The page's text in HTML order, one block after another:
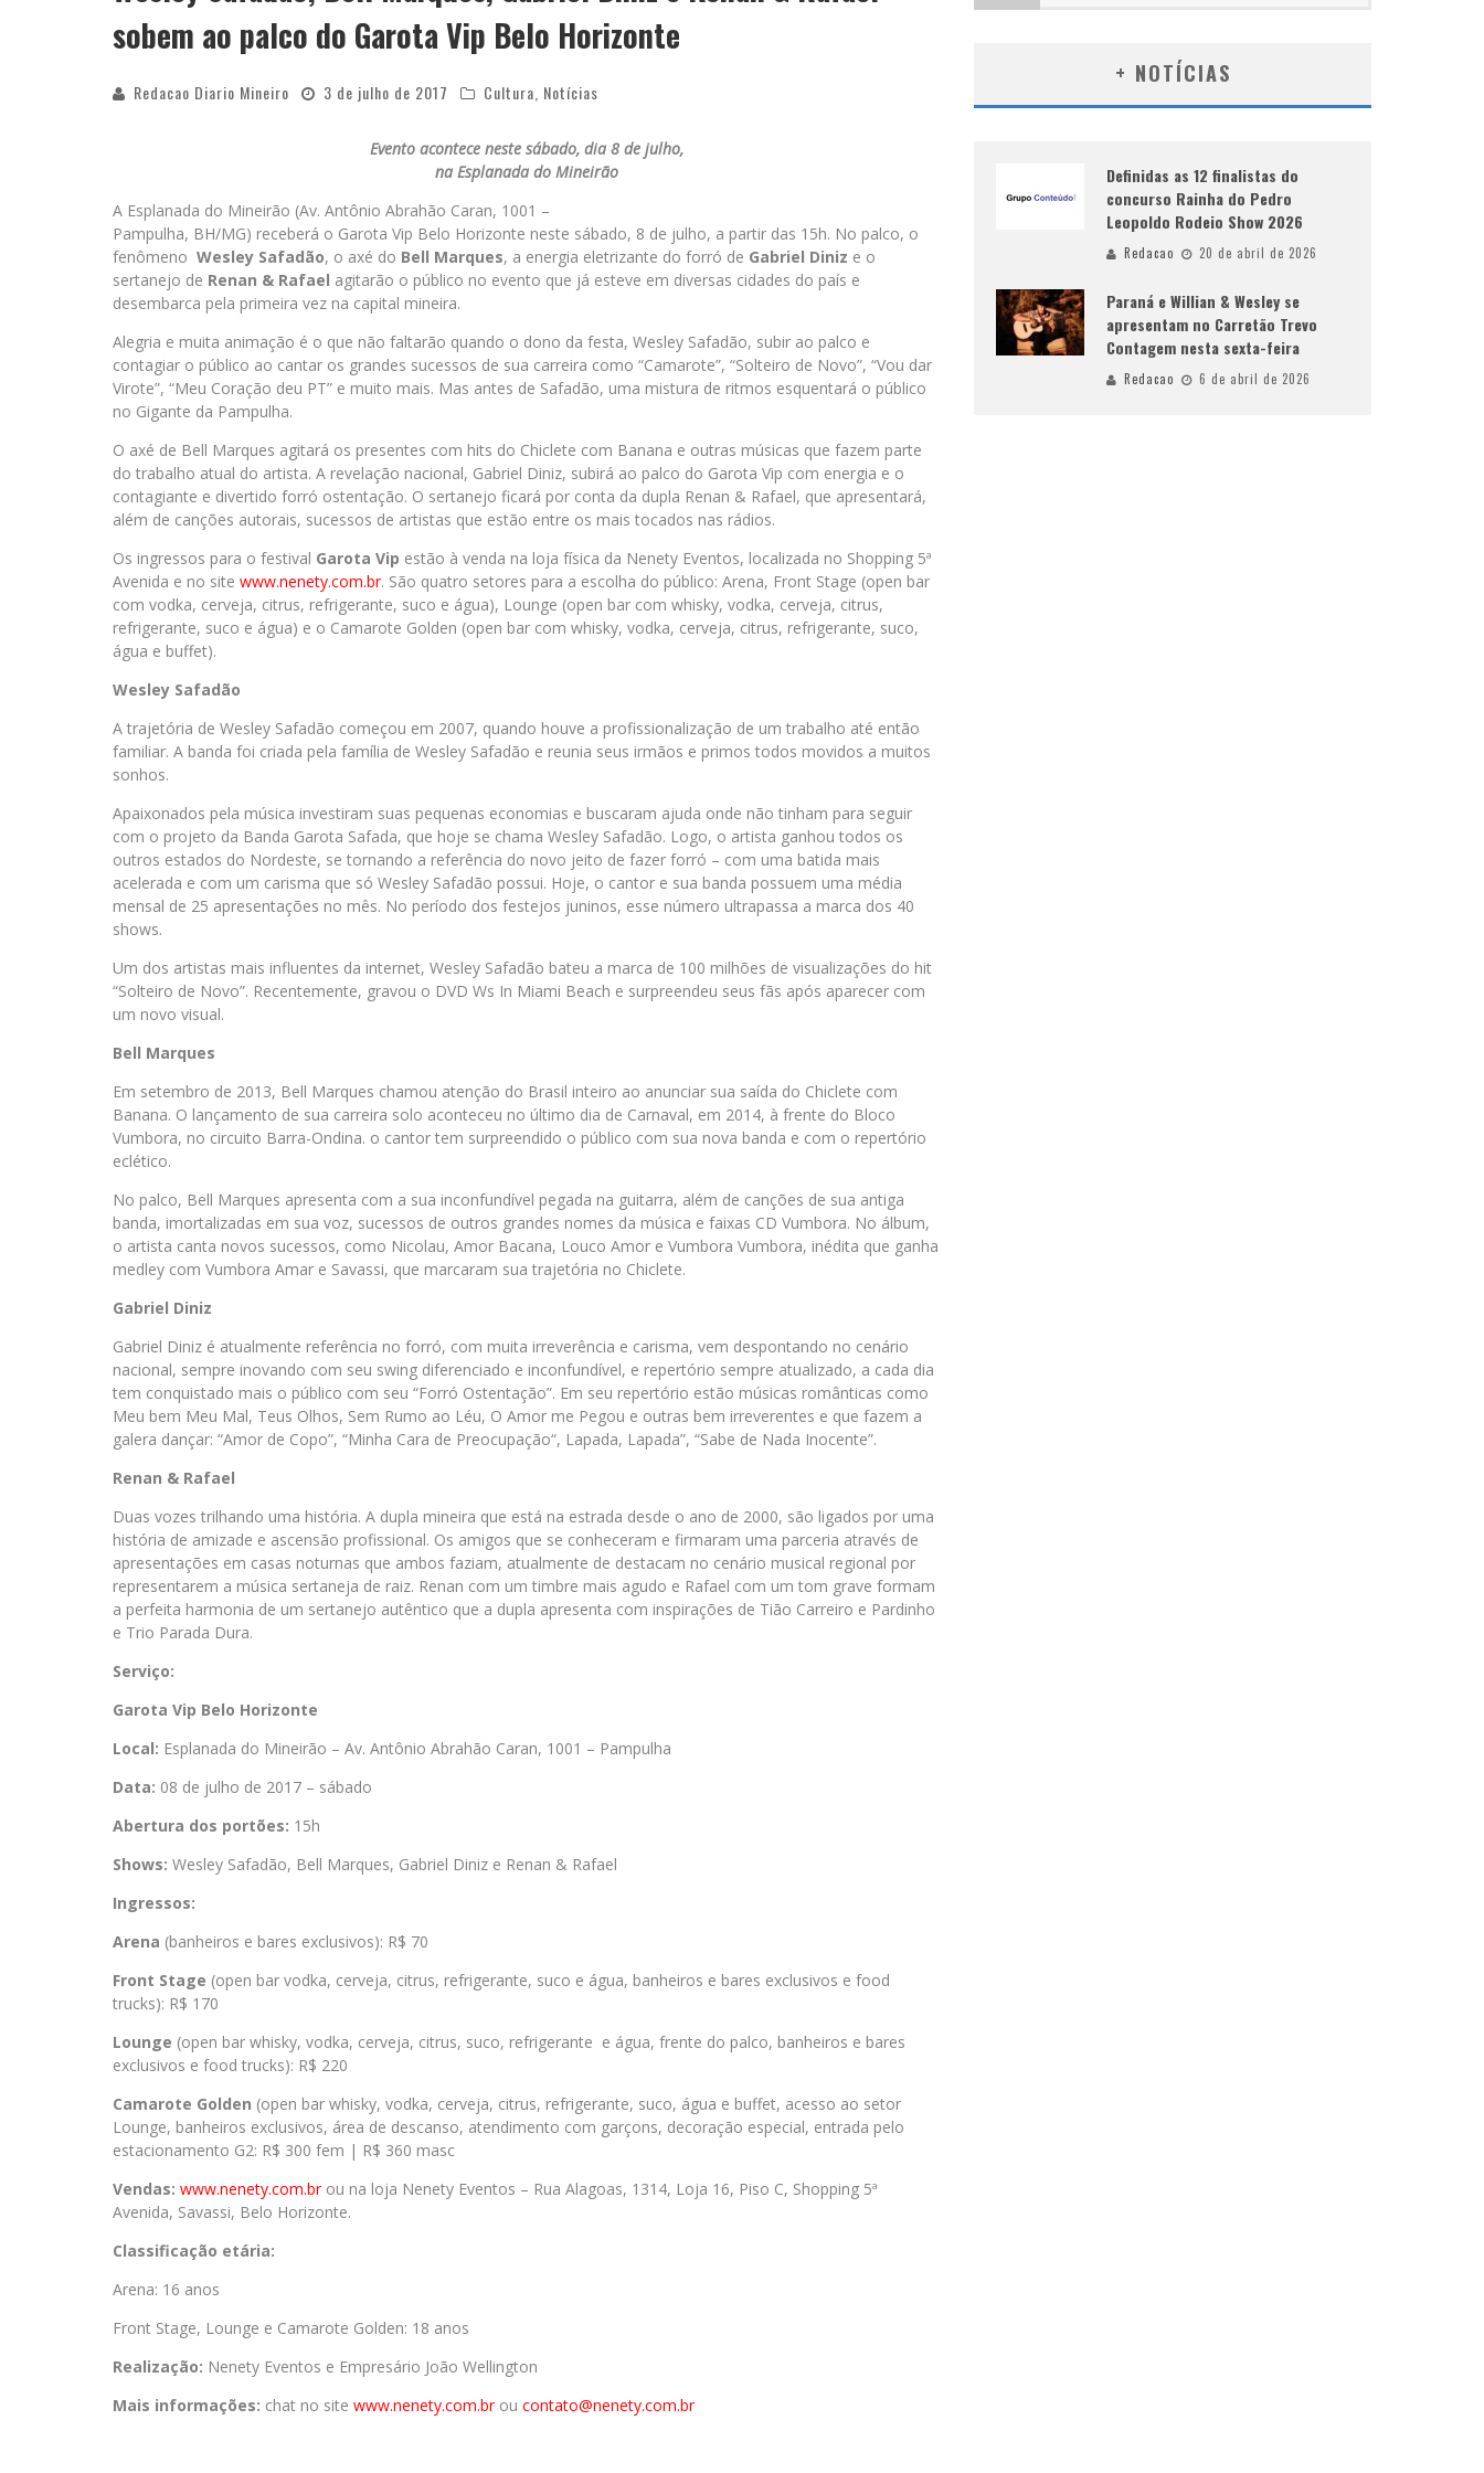
sobem ao palco do Garota Vip Belo Horizonte
Redacao Diario Mineiro 3 de julho de 2017 Cultura Notícias
Evento acontece neste sábado, dia 8 de julho,
na Esplanada do Mineirão
A Esplanada do Mineirão (Av. Antônio Abrahão Caran, 1001 –
Pampulha, BH/MG) receberá o Garota Vip Belo Horizonte neste sábado, 8 de julho, a partir das 15h. No palco, o
fenômeno Wesley Safadão, o axé do Bell Marques, a energia eletrizante do forró de Gabriel Diniz e o
sertanejo de Renan & Rafael agitarão o público no evento que já esteve em diversas cidades do país e
desembarca pela primeira vez na capital mineira.
Alegria e muita animação é o que não faltarão quando o dono da festa, Wesley Safadão, subir ao palco e
contagiar o público ao cantar os grandes sucessos de sua carreira como “Camarote”, “Solteiro de Novo”, “Vou dar
Virote”, “Meu Coração deu PT” e muito mais. Mas antes de Safadão, uma mistura de ritmos esquentará o público
no Gigante da Pampulha.
O axé de Bell Marques agitará os presentes com hits do Chiclete com Banana e outras músicas que fazem parte
do trabalho atual do artista. A revelação nacional, Gabriel Diniz, subirá ao palco do Garota Vip com energia e o
contagiante e divertido forró ostentação. O sertanejo ficará por conta da dupla Renan & Rafael, que apresentará,
além de canções autorais, sucessos de artistas que estão entre os mais tocados nas rádios.
Os ingressos para o festival Garota Vip estão à venda na loja física da Nenety Eventos, localizada no Shopping 5ª
Avenida e no site www.nenety.com.br. São quatro setores para a escolha do público: Arena, Front Stage (open bar
com vodka, cerveja, citrus, refrigerante, suco e água), Lounge (open bar com whisky, vodka, cerveja, citrus,
refrigerante, suco e água) e o Camarote Golden (open bar com whisky, vodka, cerveja, citrus, refrigerante, suco,
água e buffet).
Wesley Safadão
A trajetória de Wesley Safadão começou em 2007, quando houve a profissionalização de um trabalho até então
familiar. A banda foi criada pela família de Wesley Safadão e reunia seus irmãos e primos todos movidos a muitos
sonhos.
Apaixonados pela música investiram suas pequenas economias e buscaram ajuda onde não tinham para seguir
com o projeto da Banda Garota Safada, que hoje se chama Wesley Safadão. Logo, o artista ganhou todos os
outros estados do Nordeste, se tornando a referência do novo jeito de fazer forró – com uma batida mais
acelerada e com um carisma que só Wesley Safadão possui. Hoje, o cantor e sua banda possuem uma média
mensal de 25 apresentações no mês. No período dos festejos juninos, esse número ultrapassa a marca dos 40
shows.
Um dos artistas mais influentes da internet, Wesley Safadão bateu a marca de 100 milhões de visualizações do hit
“Solteiro de Novo”. Recentemente, gravou o DVD Ws In Miami Beach e surpreendeu seus fãs após aparecer com
um novo visual.
Bell Marques
Em setembro de 2013, Bell Marques chamou atenção do Brasil inteiro ao anunciar sua saída do Chiclete com
Banana. O lançamento de sua carreira solo aconteceu no último dia de Carnaval, em 2014, à frente do Bloco
Vumbora, no circuito Barra-Ondina. o cantor tem surpreendido o público com sua nova banda e com o repertório
eclético.
No palco, Bell Marques apresenta com a sua inconfundível pegada na guitarra, além de canções de sua antiga
banda, imortalizadas em sua voz, sucessos de outros grandes nomes da música e faixas CD Vumbora. No álbum,
o artista canta novos sucessos, como Nicolau, Amor Bacana, Louco Amor e Vumbora Vumbora, inédita que ganha
medley com Vumbora Amar e Savassi, que marcaram sua trajetória no Chiclete.
Gabriel Diniz
Gabriel Diniz é atualmente referência no forró, com muita irreverência e carisma, vem despontando no cenário
nacional, sempre inovando com seu swing diferenciado e inconfundível, e repertório sempre atualizado, a cada dia
tem conquistado mais o público com seu “Forró Ostentação”. Em seu repertório estão músicas românticas como
Meu bem Meu Mal, Teus Olhos, Sem Rumo ao Léu, O Amor me Pegou e outras bem irreverentes e que fazem a
galera dançar: “Amor de Copo”, “Minha Cara de Preocupação“, Lapada, Lapada”, “Sabe de Nada Inocente”.
Renan & Rafael
Duas vozes trilhando uma história. A dupla mineira que está na estrada desde o ano de 2000, são ligados por uma
história de amizade e ascensão profissional. Os amigos que se conheceram e firmaram uma parceria através de
apresentações em casas noturnas que ambos faziam, atualmente de destacam no cenário musical regional por
representarem a música sertaneja de raiz. Renan com um timbre mais agudo e Rafael com um tom grave formam
a perfeita harmonia de um sertanejo autêntico que a dupla apresenta com inspirações de Tião Carreiro e Pardinho
e Trio Parada Dura.
Serviço:
Garota Vip Belo Horizonte
Local: Esplanada do Mineirão – Av. Antônio Abrahão Caran, 1001 – Pampulha
Data: 08 de julho de 2017 – sábado
Abertura dos portões: 15h
Shows: Wesley Safadão, Bell Marques, Gabriel Diniz e Renan & Rafael
Ingressos:
Arena (banheiros e bares exclusivos): R$ 70
Front Stage (open bar vodka, cerveja, citrus, refrigerante, suco e água, banheiros e bares exclusivos e food
trucks): R$ 170
Lounge (open bar whisky, vodka, cerveja, citrus, suco, refrigerante e água, frente do palco, banheiros e bares
exclusivos e food trucks): R$ 220
Camarote Golden (open bar whisky, vodka, cerveja, citrus, refrigerante, suco, água e buffet, acesso ao setor
Lounge, banheiros exclusivos, área de descanso, atendimento com garçons, decoração especial, entrada pelo
estacionamento G2: R$ 300 fem | R$ 360 masc
Vendas: www.nenety.com.brou na loja Nenety Eventos – Rua Alagoas, 1314, Loja 16, Piso C, Shopping 5ª
Avenida, Savassi, Belo Horizonte.
Classificação etária:
Arena: 16 anos
Front Stage, Lounge e Camarote Golden: 18 anos
Realização: Nenety Eventos e Empresário João Wellington
Mais informações: chat no site www.nenety.com.brou contato@nenety.com.br
+ NOTÍCIAS
Definidas as 12 finalistas do
concurso Rainha do Pedro
Leopoldo Rodeio Show 2026
Redacao 20 de abril de 2026
Paraná e Willian & Wesley se
apresentam no Carretão Trevo
Contagem nesta sexta-feira
Redacao 6 de abril de 2026